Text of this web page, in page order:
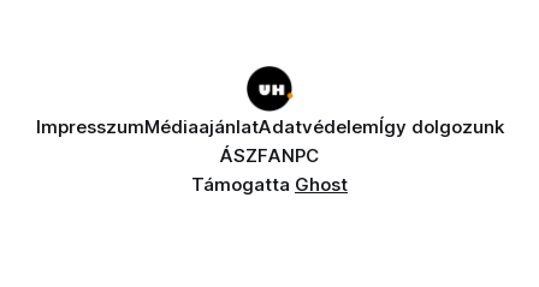
ImpresszumMédiaajánlatAdatvédelemÍgy dolgozunk
ÁSZFANPC
Támogatta Ghost